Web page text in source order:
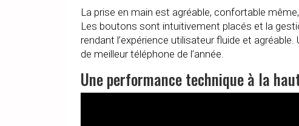
La prise en main est agréable, confortable
Les boutons sont intuitivement placés et la
rendant l’expérience utilisateur fluide et
de meilleur téléphone de l’année.
Une performance technique à la